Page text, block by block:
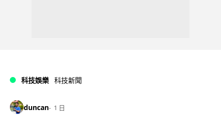
科技娛樂 科技新聞
duncan 1 日